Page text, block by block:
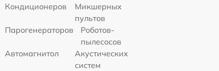
Кондиционеров
Микшерных
пультов
Парогенераторов
Роботов-
пылесосов
Автомагнитол
Акустических
систем